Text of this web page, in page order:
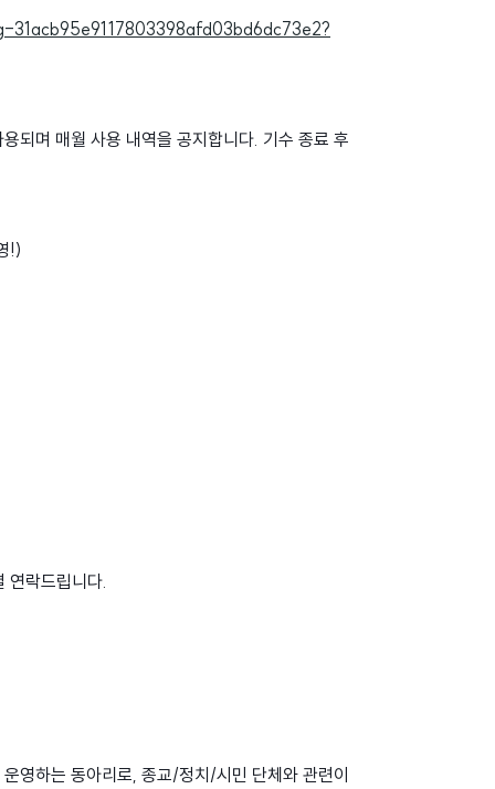
되며 매월 사용 내역을 공지합니다. 기수 종료 후
!)
연락드립니다.
영하는 동아리로, 종교/정치/시민 단체와 관련이